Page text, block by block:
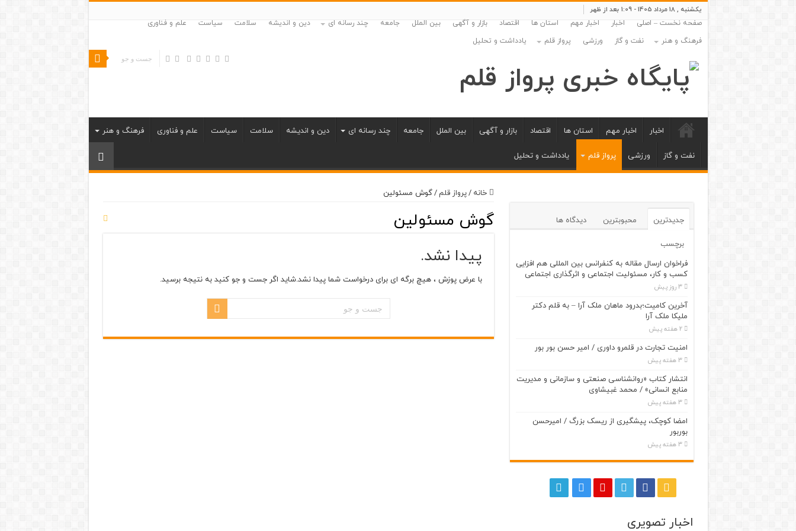
یکشنبه , 18 مرداد 1405 - 1:09 بعد از ظهر
صفحه نخست – اصلی
اخبار اخبار مهم استان ها اقتصاد بازار و آگهی بین الملل جامعه چند رسانه ای دین و اندیشه سلامت سیاست
علم و فناوری
فرهنگ و هنر
نفت و گاز ورزشی پرواز قلم یادداشت و تحلیل
اخبار اخبار مهم استان ها اقتصاد بازار و آگهی بین الملل جامعه چند رسانه ای دین و اندیشه سلامت سیاست علم و فناوری فرهنگ و هنر
نفت و گاز ورزشی پرواز قلم یادداشت و تحلیل
خانه /پرواز قلم/گوش مسئولین
گوش مسئولین
پیدا نشد.
با عرض پوزش ، هیچ برگه ای برای درخواست شما پیدا نشد.شاید اگر جست و جو کنید به نتیجه برسید.
جدیدترین محبوبترین دیدگاه ها
برچسب
فراخوان ارسال مقاله به کنفرانس بین المللی هم افزایی
کسب و کار، مسئولیت اجتماعی و اثرگذاری اجتماعی
3 روز پیش
آخرین کامیت؛بدرود ماهان ملک آرا – به قلم دکتر
ملیکا ملک آرا
2 هفته پیش
امنیت تجارت در قلمرو داوری / امیر حسن بور بور
3 هفته پیش
انتشار کتاب «روانشناسی صنعتی و سازمانی و مدیریت
منابع انسانی» / محمد غبیشاوی
3 هفته پیش
امضا کوچک، پیشگیری از ریسک بزرگ / امیرحسن
بوربور
3 هفته پیش
اخبار تصویری